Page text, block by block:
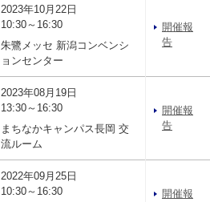
2023年10月22日
10:30～16:30
朱鷺メッセ 新潟コンベンシ
ョンセンター
開催報
告
2023年08月19日
13:30～16:30
まちなかキャンパス長岡 交
流ルーム
開催報
告
2022年09月25日
10:30～16:30
開催報